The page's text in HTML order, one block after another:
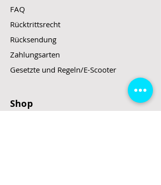
FAQ
Rücktrittsrecht
Rücksendung
Zahlungsarten
Gesetzte und Regeln/E-Scooter
Shop